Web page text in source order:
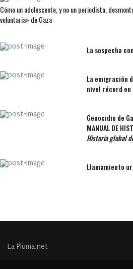
Cómo un adolescente, y no un periodista,
voluntaria» de Gaza
La sospecha
La emigración
nivel récord en
Genocidio de
MANUAL DE
Historia global
Llamamiento
La Pluma.net